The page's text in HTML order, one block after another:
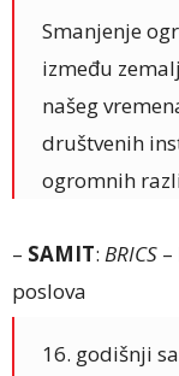
Smanjenje
između
našeg
društvenih
ogromnih
– SAMIT: BRICS
poslova
16. godišnji